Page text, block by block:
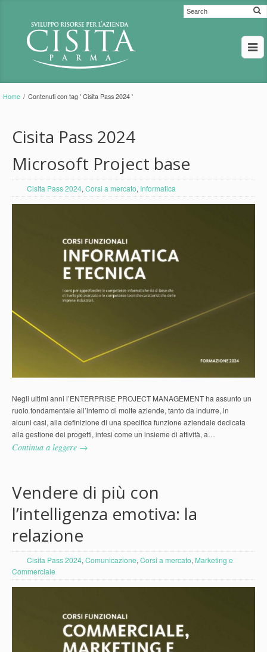
Home / Contenuti con tag ' Cisita Pass 2024 '
Cisita Pass 2024
Microsoft Project base
Cisita Pass 2024, Corsi a mercato, Informatica
Negli ultimi anni l’ENTERPRISE PROJECT MANAGEMENT ha assunto un
ruolo fondamentale all’interno di molte aziende, tanto da indurre, in
alcuni casi, alla definizione di una specifica funzione aziendale dedicata
alla gestione dei progetti, intesi come un insieme di attività, a…
Continua a leggere →
Vendere di più con
l’intelligenza emotiva: la
relazione
Cisita Pass 2024, Comunicazione, Corsi a mercato, Marketing e
Commerciale